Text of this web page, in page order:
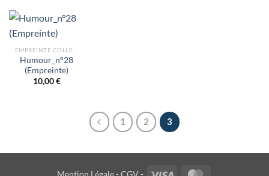
Humour_n°28
(Empreinte)
10,00€
1 2 3
Visa